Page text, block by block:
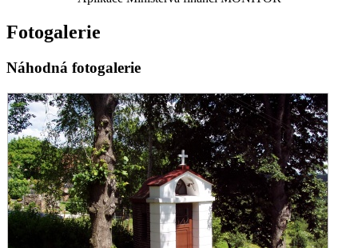
Fotogalerie
Náhodná fotogalerie